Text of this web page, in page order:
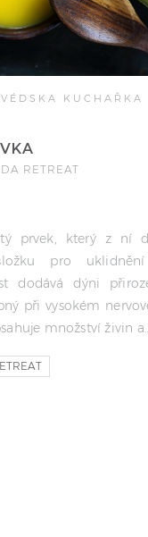
KUCHAŘKA
RETREAT
prvek, který z ní
pro
dodává dýni
při vysokém
množství živin a…